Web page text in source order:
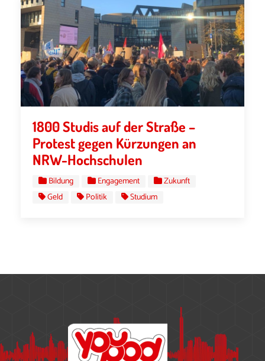
1800 Studis auf der Straße –
Protest gegen Kürzungen an
NRW-Hochschulen
Bildung Engagement
Zukunft
Geld
Politik Studium